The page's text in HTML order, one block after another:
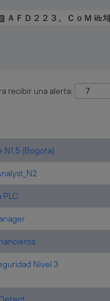
recibir una alerta:
N1.5 (Bogota)
PLC
Nivel 3